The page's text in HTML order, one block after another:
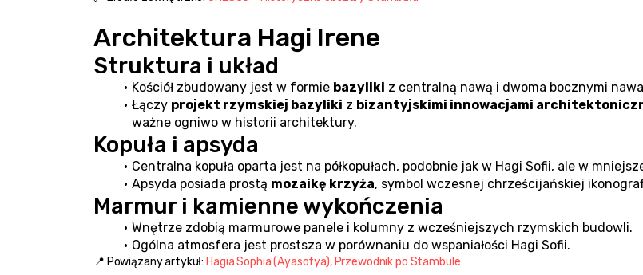
Architektura Hagi Irene
Struktura i układ
Kościół zbudowany jest w formie bazyliki z centralną nawą i dwoma bocznymi
Łączy projekt rzymskiej bazyliki z bizantyjskimi innowacjami
ważne ogniwo w historii architektury.
Kopuła i apsyda
Centralna kopuła oparta jest na półkopułach, podobnie jak w Hagi Sofii, ale w
Apsyda posiada prostą mozaikę krzyża, symbol wczesnej chrześcijańskiej
Marmur i kamienne wykończenia
Wnętrze zdobią marmurowe panele i kolumny z wcześniejszych rzymskich budowli.
Ogólna atmosfera jest prostsza w porównaniu do wspaniałości Hagi Sofii.
📍 Powiązany artykuł: Hagia Sophia (Ayasofya), Przewodnik po Stambule